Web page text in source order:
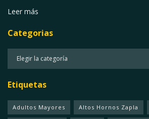
Leer más
Categorias
Etiquetas
Adultos Mayores Altos Hornos Zapla